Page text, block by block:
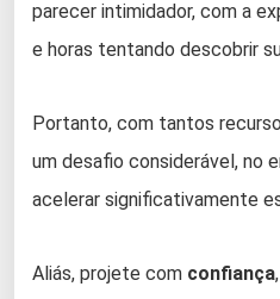
parecer intimidador, com a
e horas tentando descobrir
Portanto, com tantos
um desafio considerável, no
acelerar significativamente
Aliás, projete com confiança